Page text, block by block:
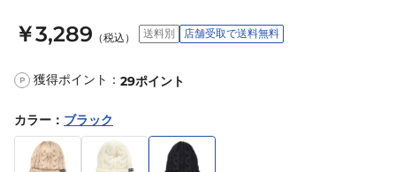
￥3,289 （税込） 送料別 店舗受取で送料無料
P 獲得ポイント： 29ポイント
カラー ： ブラック